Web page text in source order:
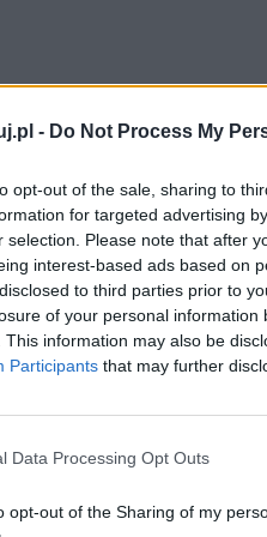
- Do Not Process My
opt-out of the sale, sharing to
for targeted advertising
selection. Please note that after
interest-based ads based on
to third parties prior to
of your personal information
This information may also be
Participants that may further
Data Processing Opt Outs
opt-out of the Sharing of my
roku, więc jest artystą,
i dojrzewania
niosła nie tylko